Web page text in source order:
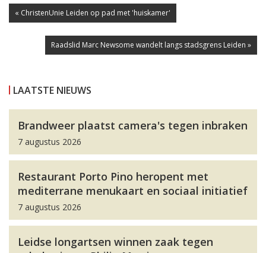
« ChristenUnie Leiden op pad met 'huiskamer'
Raadslid Marc Newsome wandelt langs stadsgrens Leiden »
LAATSTE NIEUWS
Brandweer plaatst camera's tegen inbraken
7 augustus 2026
Restaurant Porto Pino heropent met
mediterrane menukaart en sociaal initiatief
7 augustus 2026
Leidse longartsen winnen zaak tegen